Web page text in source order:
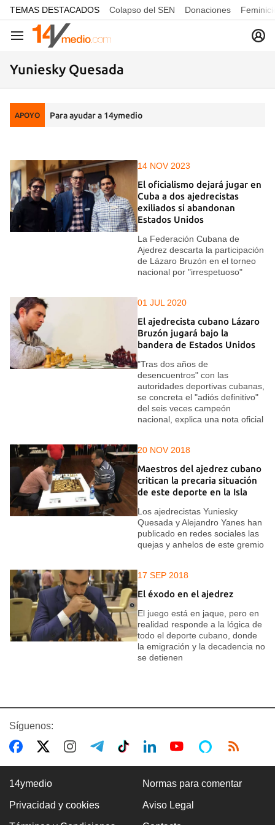
common.go-to-content
TEMAS DESTACADOS Colapso del SEN Donaciones
Navegación
Yuniesky Quesada
APOYO Para ayudar a 14ymedio
14 NOV 2023
El oficialismo dejará jugar en
Cuba a dos ajedrecistas
exiliados si abandonan
Estados Unidos
La Federación Cubana de
Ajedrez descarta la participación
de Lázaro Bruzón en el torneo
nacional por "irrespetuoso"
01 JUL 2020
El ajedrecista cubano Lázaro
Bruzón jugará bajo la
bandera de Estados Unidos
"Tras dos años de
desencuentros" con las
autoridades deportivas cubanas,
se concreta el "adiós definitivo"
del seis veces campeón
nacional, explica una nota oficial
20 NOV 2018
Maestros del ajedrez cubano
critican la precaria situación
de este deporte en la Isla
Los ajedrecistas Yuniesky
Quesada y Alejandro Yanes han
publicado en redes sociales las
quejas y anhelos de este gremio
17 SEP 2018
El éxodo en el ajedrez
El juego está en jaque, pero en
realidad responde a la lógica de
todo el deporte cubano, donde
la emigración y la decadencia no
se detienen
Síguenos:
14ymedio Normas para comentar
Privacidad y cookies Aviso Legal